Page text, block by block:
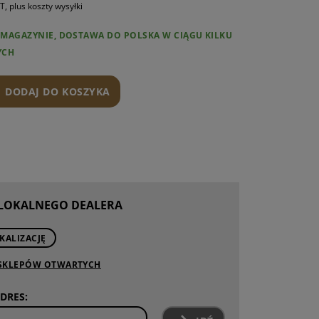
AR15
I KONSERWACJA
plus koszty wysyłki
DOSTAWA DO POLSKA W CIĄGU KILKU
DODAJ DO KOSZYKA
DEALERA
OTWARTYCH